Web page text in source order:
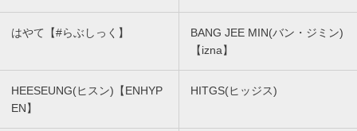
はやて【#らぶしっく】
BANG JEE MIN(バン・ジミン)
【izna】
HEESEUNG(ヒスン)【ENHYP
EN】
HITGS(ヒッジス)